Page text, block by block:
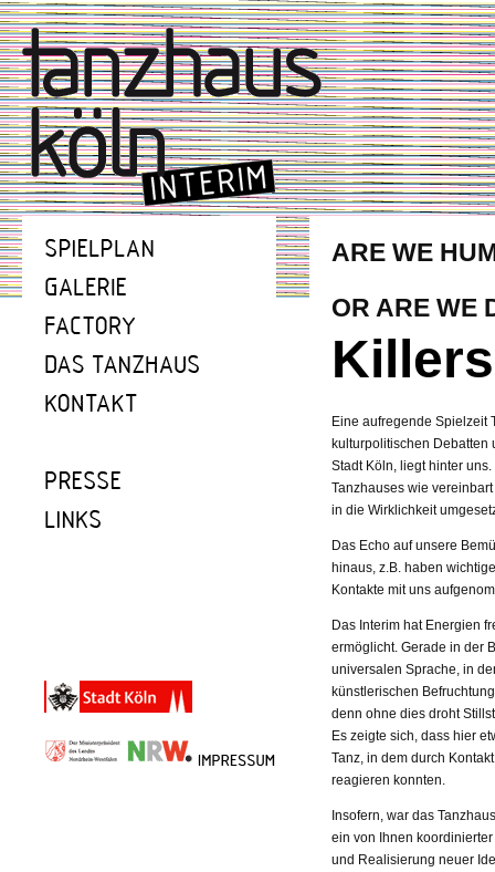
ARE WE
OR ARE WE
Killers
Eine aufregende Spielzeit
kulturpolitischen Debatten
Stadt Köln, liegt hinter uns.
Tanzhauses wie
in die Wirklichkeit
Das Echo auf unsere
hinaus, z.B. haben
Kontakte mit uns
Das Interim hat Energien
ermöglicht. Gerade in der
universalen Sprache, in
künstlerischen
denn ohne dies droht
Es zeigte sich, dass hier
Tanz, in dem durch
reagieren konnten.
Insofern, war das
ein von Ihnen
und Realisierung neuer